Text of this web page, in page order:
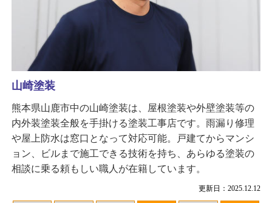
更新日：2025.12.12
山崎塗装
熊本県山鹿市中の山崎塗装は、屋根塗装や外壁塗装等の
内外装塗装全般を手掛ける塗装工事店です。雨漏り修理
や屋上防水は窓口となって対応可能。戸建てからマンシ
ョン、ビルまで施工できる技術を持ち、あらゆる塗装の
相談に乗る頼もしい職人が在籍しています。